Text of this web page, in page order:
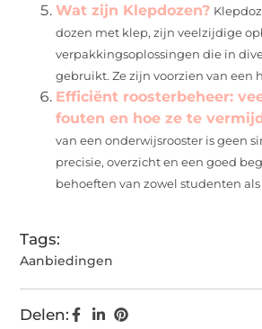
Wat zijn Klepdozen?
dozen met klep, zijn veelzijdige
verpakkingsoplossingen die in
gebruikt. Ze zijn voorzien van een
Efficiënt roosterbeheer:
fouten en hoe ze te
van een onderwijsrooster is geen
precisie, overzicht en een goed
behoeften van zowel studenten als
Tags:
Aanbiedingen
Delen: